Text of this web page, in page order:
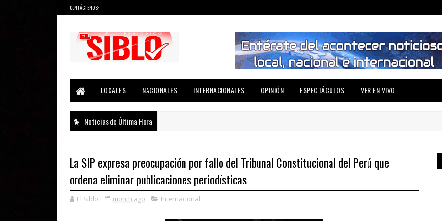
CONTÁCTENOS:
LOCALES
NACIONALES INTERNACIONALES OPINIÓN ESPECTÁCULOS VER EN VIVO
Noticias de Última Hora
La SIP expresa preocupación por fallo del Tribunal Constitucional del Perú que
ordena eliminar publicaciones periodísticas
El Siblo month ago Internacional